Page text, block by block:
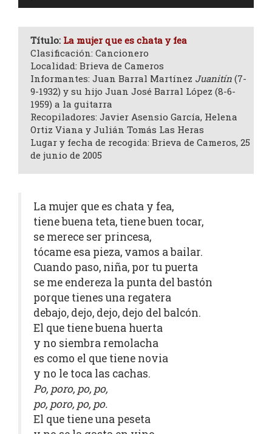
Título: La mujer que es chata y fea
Clasificación: Cancionero
Localidad: Brieva de Cameros
Informantes: Juan Barral Martínez Juanitín (7-
9-1932) y su hijo Juan José Barral López (8-6-
1959) a la guitarra
Recopiladores: Javier Asensio García, Helena
Ortiz Viana y Julián Tomás Las Heras
Lugar y fecha de recogida: Brieva de Cameros, 25
de junio de 2005
La mujer que es chata y fea,
tiene buena teta, tiene buen tocar,
se merece ser princesa,
tócame esa pieza, vamos a bailar.
Cuando paso, niña, por tu puerta
se me endereza la punta del bastón
porque tienes una regatera
debajo, dejo, dejo, dejo del balcón.
El que tiene buena huerta
y no siembra remolacha
es como el que tiene novia
y no le toca las cachas.
Po, poro, po, po,
po, poro, po, po.
El que tiene una peseta